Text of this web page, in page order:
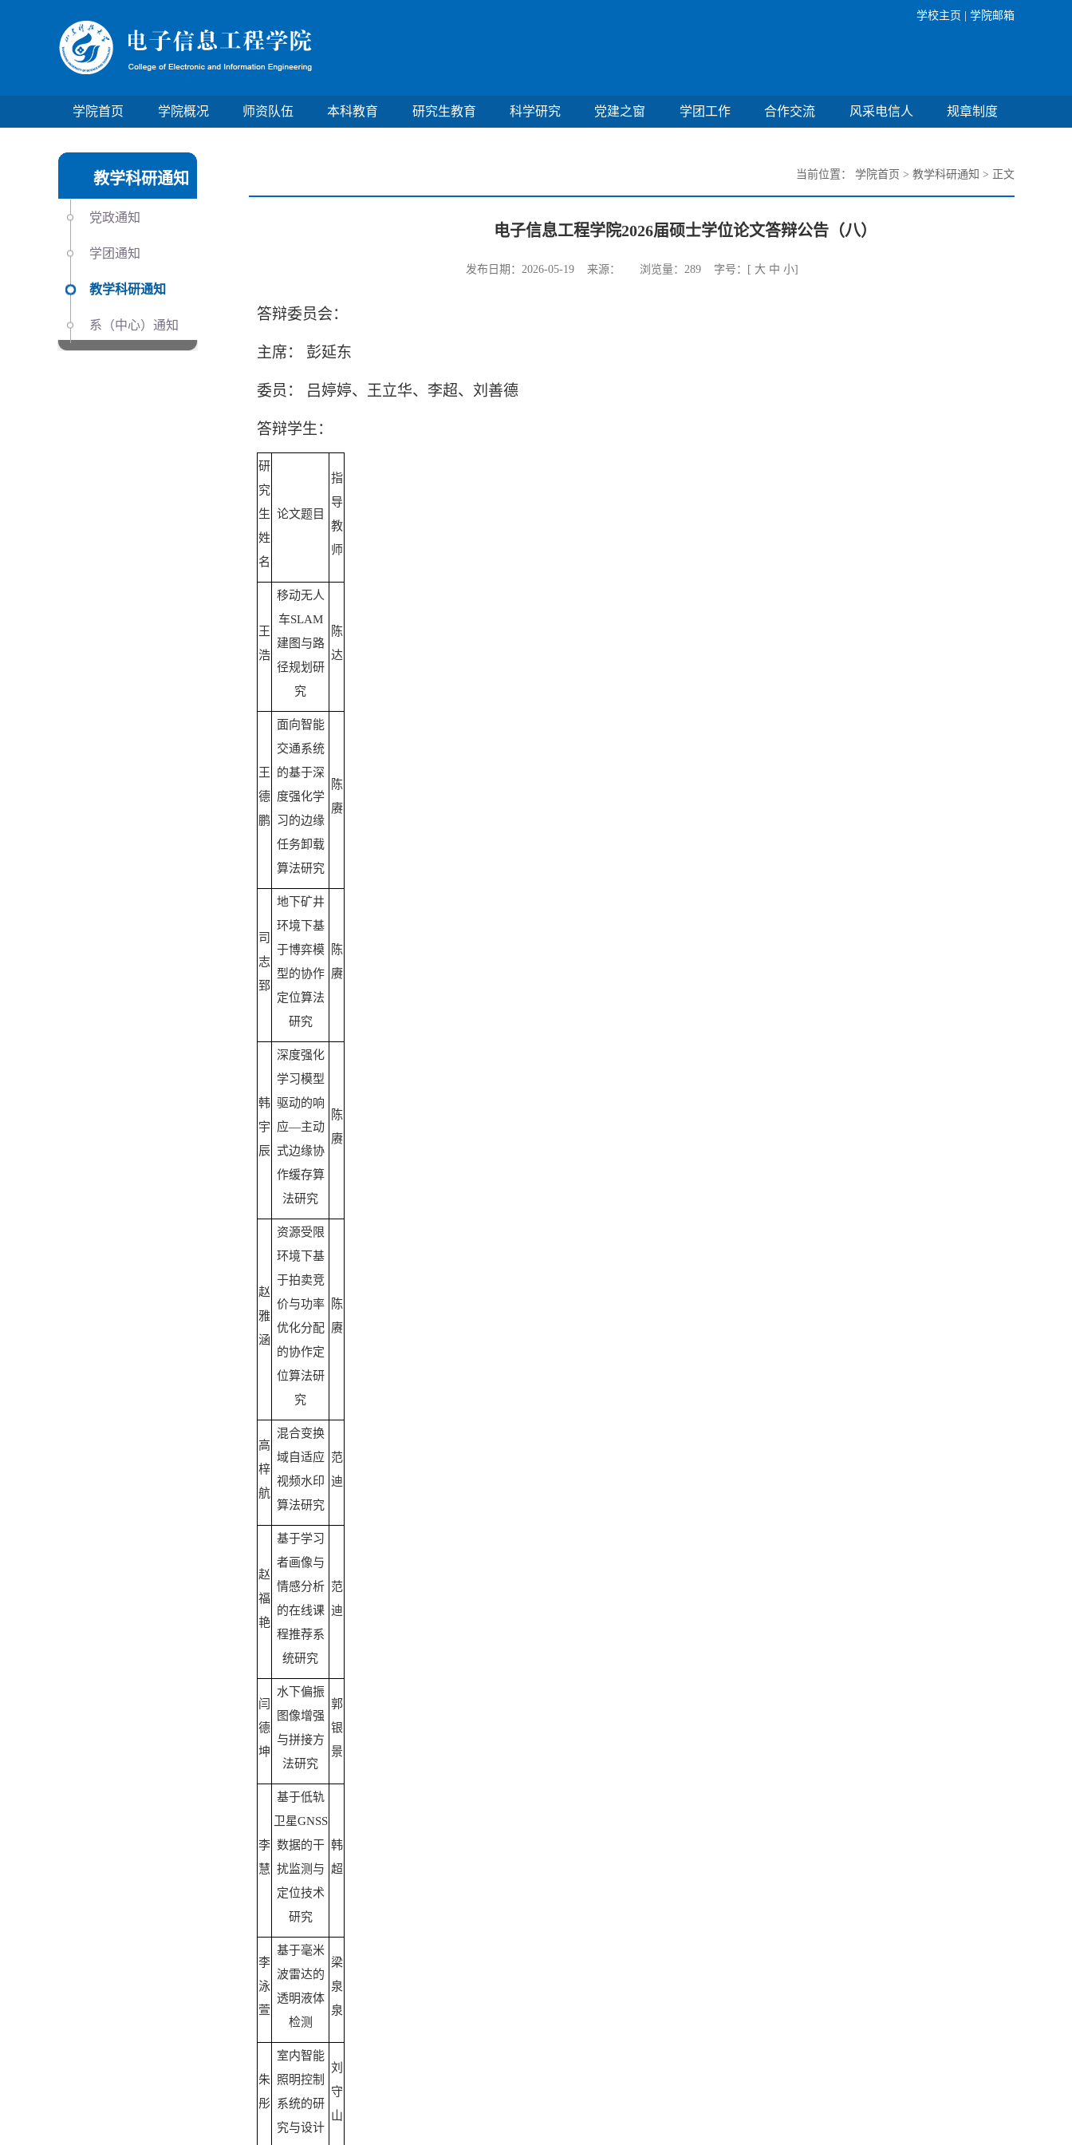
学校主页 | 学院邮箱
学院首页 学院概况 师资队伍 本科教育 研究生教育 科学研究 党建之窗 学团工作 合作交流 风采电信人 规章制度
教学科研通知
党政通知
学团通知
教学科研通知
系（中心）通知
当前位置： 学院首页 > 教学科研通知 > 正文
电子信息工程学院2026届硕士学位论文答辩公告（八）
发布日期：2026-05-19 来源： 浏览量： 289字号：[ 大 中 小]
答辩委员会：
主席： 彭延东
委员： 吕婷婷、王立华、李超、刘善德
答辩学生：
研
究
生
姓
名
论文题目
指
导
教
师
王
浩
移动无人
车SLAM
建图与路
径规划研
究
陈
达
王
德
鹏
面向智能
交通系统
的基于深
度强化学
习的边缘
任务卸载
算法研究
陈
赓
司
志
郅
地下矿井
环境下基
于博弈模
型的协作
定位算法
研究
陈
赓
韩
宇
辰
深度强化
学习模型
驱动的响
应—主动
式边缘协
作缓存算
法研究
陈
赓
赵
雅
涵
资源受限
环境下基
于拍卖竞
价与功率
优化分配
的协作定
位算法研
究
陈
赓
高
梓
航
混合变换
域自适应
视频水印
算法研究
范
迪
赵
福
艳
基于学习
者画像与
情感分析
的在线课
程推荐系
统研究
范
迪
闫
德
坤
水下偏振
图像增强
与拼接方
法研究
郭
银
景
李
慧
基于低轨
卫星GNSS
数据的干
扰监测与
定位技术
研究
韩
超
李
泳
萱
基于毫米
波雷达的
透明液体
检测
梁
泉
泉
朱
彤
室内智能
照明控制
系统的研
究与设计
刘
守
山